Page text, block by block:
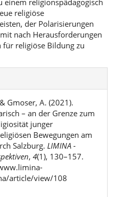
einem religionspädagogisch
religiöse
der Polarisierungen
nach Herausforderungen
religiöse Bildung zu
Gmoser, A. (2021).
– an der Grenze zum
junger
Bewegungen am
Salzburg. LIMINA -
, 4(1), 130–157.
article/view/108